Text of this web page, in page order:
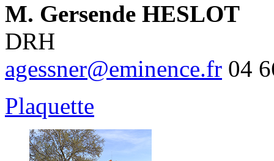
M. Gersende HESLOT
DRH
agessner@eminence.fr 04
Plaquette